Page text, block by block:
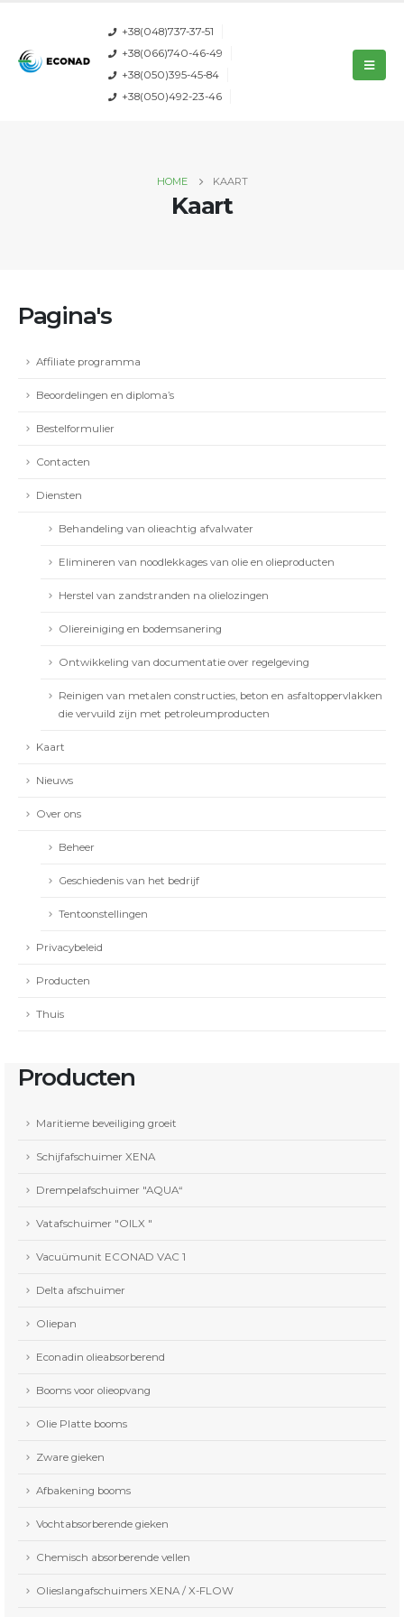
+38(048)737-37-51
+38(066)740-46-49
+38(050)395-45-84
+38(050)492-23-46
HOME KAART
Kaart
Pagina's
Affiliate programma
Beoordelingen en diploma’s
Bestelformulier
Contacten
Diensten
Behandeling van olieachtig afvalwater
Elimineren van noodlekkages van olie en olieproducten
Herstel van zandstranden na olielozingen
Oliereiniging en bodemsanering
Ontwikkeling van documentatie over regelgeving
Reinigen van metalen constructies, beton en asfaltoppervlakken
die vervuild zijn met petroleumproducten
Kaart
Nieuws
Over ons
Beheer
Geschiedenis van het bedrijf
Tentoonstellingen
Privacybeleid
Producten
Thuis
Producten
Maritieme beveiliging groeit
Schijfafschuimer XENA
Drempelafschuimer "AQUA“
Vatafschuimer "OILX "
Vacuümunit ECONAD VAC 1
Delta afschuimer
Oliepan
Econadin olieabsorberend
Booms voor olieopvang
Olie Platte booms
Zware gieken
Afbakening booms
Vochtabsorberende gieken
Chemisch absorberende vellen
Olieslangafschuimers XENA / X-FLOW